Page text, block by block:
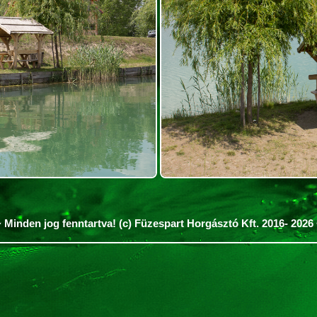
Minden jog fenntartva! (c) Füzespart Horgásztó Kft. 2016- 2026